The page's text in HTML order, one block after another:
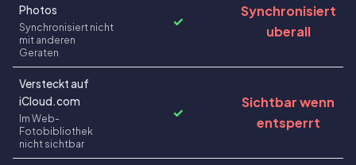
Photos
Synchronisiert nicht
mit anderen
Geraten
✓
Synchronisiert
uberall
Versteckt auf
iCloud.com
Im Web-
Fotobibliothek
nicht sichtbar
✓
Sichtbar wenn
entsperrt